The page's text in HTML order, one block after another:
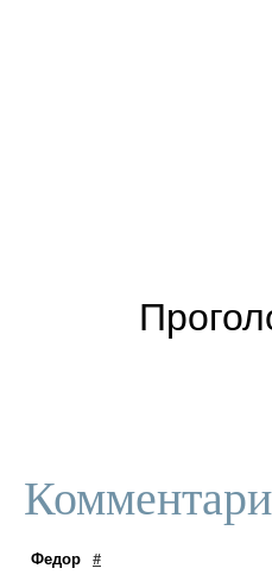
Федор #